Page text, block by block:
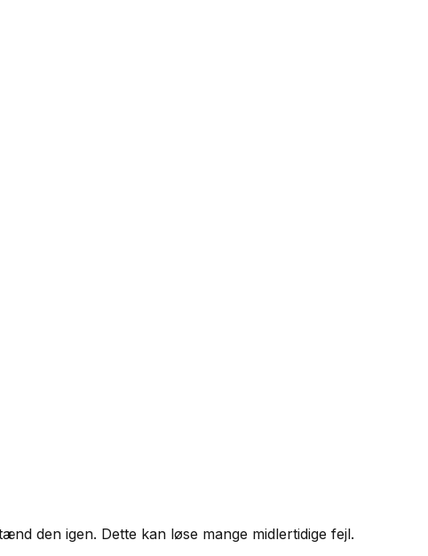
den igen. Dette kan løse mange midlertidige fejl.